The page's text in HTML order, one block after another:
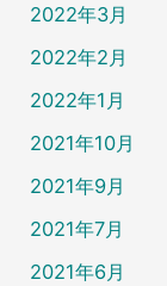
2022年3月
2022年2月
2022年1月
2021年10月
2021年9月
2021年7月
2021年6月